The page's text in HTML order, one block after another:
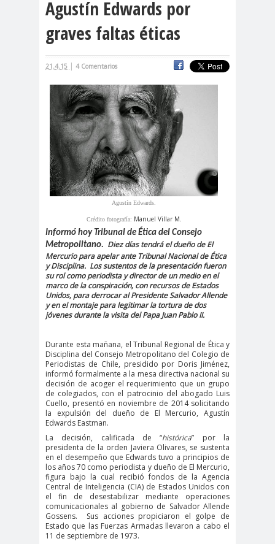
cación
#DerechosFundam
#Destaca
#Destacado
#Importante
#Destacado #Importante
#Noticias #Asamblea
#Colegiodeperiodistas
#Destacado #Importante
#Noticias #CongresoNacional
#Colegiodeperiodistas
#Destacado #Importante
#Noticias #Elecciones
#CandidaturasConsejoNacional
#Colegiodeperiodistas
#Destacado #Importante
#Noticias #Elecciones
#Colegiodeperiodistas
#Eleccion
#Elecciones2
#FalloJudic
ial
#GabrielBoric
Font
#Géner
o
#GéneroYDD
HH
#Importan
te
#Importante #Noticias
#Asamblea
#Colegiodeperiodistas
#InformarNoEs
Delito
#LibertadDePr
ensa
#MediosNoSexi
stas
#Mega
#Megame
Agustín Edwards por
graves faltas éticas
21.4.15 | 4 Comentarios
Agustín Edwards.
Crédito fotografía: Manuel Villar M.
Informó hoy Tribunal de Ética del Consejo
Metropolitano. Diez días tendrá el dueño de El
Mercurio para apelar ante Tribunal Nacional de Ética
y Disciplina. Los sustentos de la presentación fueron
su rol como periodista y director de un medio en el
marco de la conspiración, con recursos de Estados
Unidos, para derrocar al Presidente Salvador Allende
y en el montaje para legitimar la tortura de dos
jóvenes durante la visita del Papa Juan Pablo II.
Durante esta mañana, el Tribunal Regional de Ética y
Disciplina del Consejo Metropolitano del Colegio de
Periodistas de Chile, presidido por Doris Jiménez,
informó formalmente a la mesa directiva nacional su
decisión de acoger el requerimiento que un grupo
de colegiados, con el patrocinio del abogado Luis
Cuello, presentó en noviembre de 2014 solicitando
la expulsión del dueño de El Mercurio, Agustín
Edwards Eastman.
La decisión, calificada de “histórica” por la
presidenta de la orden Javiera Olivares, se sustenta
en el desempeño que Edwards tuvo a principios de
los años 70 como periodista y dueño de El Mercurio,
figura bajo la cual recibió fondos de la Agencia
Central de Inteligencia (CIA) de Estados Unidos con
el fin de desestabilizar mediante operaciones
comunicacionales al gobierno de Salvador Allende
Gossens.
Sus acciones propiciaron el golpe de
Estado que las Fuerzas Armadas llevaron a cabo el
11 de septiembre de 1973.